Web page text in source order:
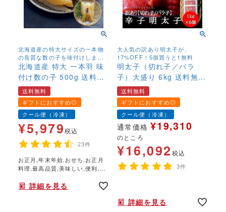
北海道産の特大サイズの一本物
の良質な数の子を味付けしまし
た
北海道産 特大 一本羽 味
付け数の子 500g 送料無
料 かずのこ カズノコ
味付き 薄味 関西風
北海道産 冷凍 高級
国産
送料無料
ギフトにおすすめ◎
クール便（冷凍）
¥5,979税込
23件
お正月,年末年始,おせち,お正月
料理,最高品質,美味しい,便利,手
詳細を見る
大人気の訳あり明太子が、
17%OFF！5個買うと1無料
明太子（切れ子／バラ
子）大盛り 6kg 送料無料
切れ子 訳あり お得 お買
い得 安心 めんたいこ メ
ンタイ
送料無料
ギフトにおすすめ◎
クール便（冷凍）
通常価格 ¥19,310
のところ
¥16,092 税込
3件
詳細を見る